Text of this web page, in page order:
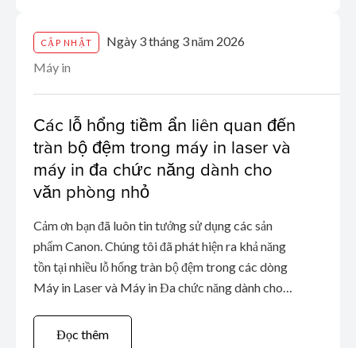
CẬP NHẬT
Ngày 3 tháng 3 năm 2026
Máy in
Các lỗ hổng tiềm ẩn liên quan đến
tràn bộ đệm trong máy in laser và
máy in đa chức năng dành cho
văn phòng nhỏ
Cảm ơn bạn đã luôn tin tưởng sử dụng các sản
phẩm Canon. Chúng tôi đã phát hiện ra khả năng
tồn tại nhiều lỗ hổng tràn bộ đệm trong các dòng
Máy in Laser và Máy in Đa chức năng dành cho
Đọc thêm